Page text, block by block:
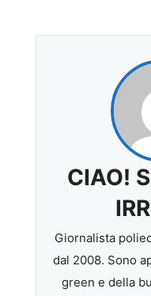
CIAO!
Giornalista
dal 2008. Sono
green e della